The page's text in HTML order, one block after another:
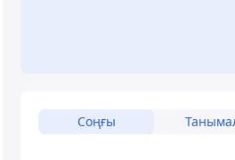
Соңғы